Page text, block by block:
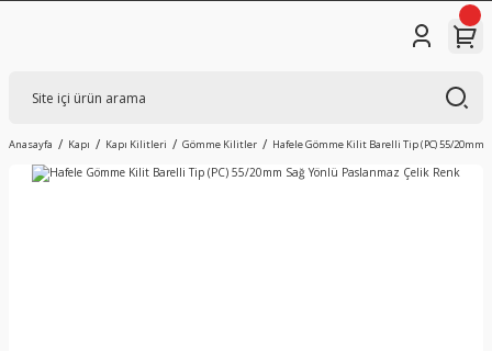
Anasayfa Kapı Kapı Kilitleri Gömme Kilitler Hafele Gömme Kilit Barelli Tip (PC) 55/20mm